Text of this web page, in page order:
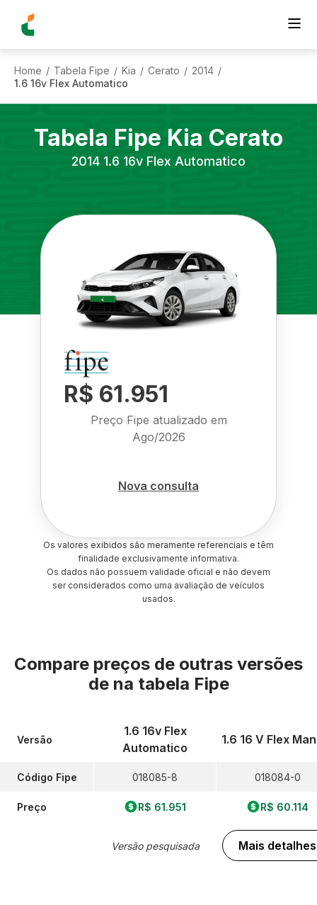
Home / Tabela Fipe / Kia / Cerato / 2014 /
1.6 16v Flex Automatico
Tabela Fipe Kia Cerato
2014 1.6 16v Flex Automatico
R$ 61.951
Preço Fipe atualizado em
Ago/2026
Nova consulta
Os valores exibidos são meramente referenciais e têm
finalidade exclusivamente informativa.
Os dados não possuem validade oficial e não devem
ser considerados como uma avaliação de veículos
usados.
Compare preços de outras versões
de na tabela Fipe
Versão
Código Fipe
Preço
1.6 16v Flex
Automatico
018085-8
R$ 61.951
Versão pesquisada
1.6 16 V Flex
018084-0
R$ 60.114
Mais detalhes